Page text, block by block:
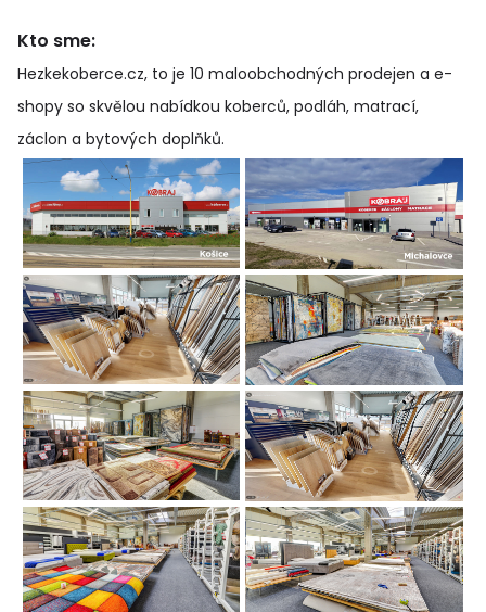
Kto sme:
Hezkekoberce.cz, to je 10 maloobchodných prodejen a e-
shopy so skvělou nabídkou koberců, podláh, matrací,
záclon a bytových doplňků.